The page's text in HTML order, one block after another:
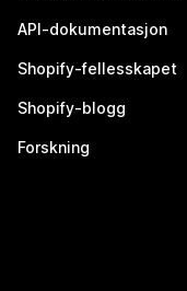
API-dokumentasjon
Shopify-fellesskapet
Shopify-blogg
Forskning